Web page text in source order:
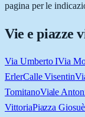
pagina per le
Vie e piazze
Via Umberto IVia
ErlerCalle Visentin
TomitanoViale
VittoriaPiazza